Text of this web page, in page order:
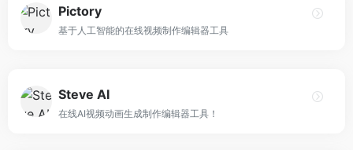
Pictory
基于人工智能的在线视频制作编辑器工具
Steve AI
在线AI视频动画生成制作编辑器工具！